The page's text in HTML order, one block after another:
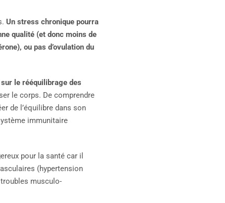
Un stress chronique pourra
qualité (et donc moins de
ou pas d’ovulation du
le rééquilibrage des
le corps. De comprendre
de l’équilibre dans son
immunitaire
pour la santé car il
(hypertension
musculo-